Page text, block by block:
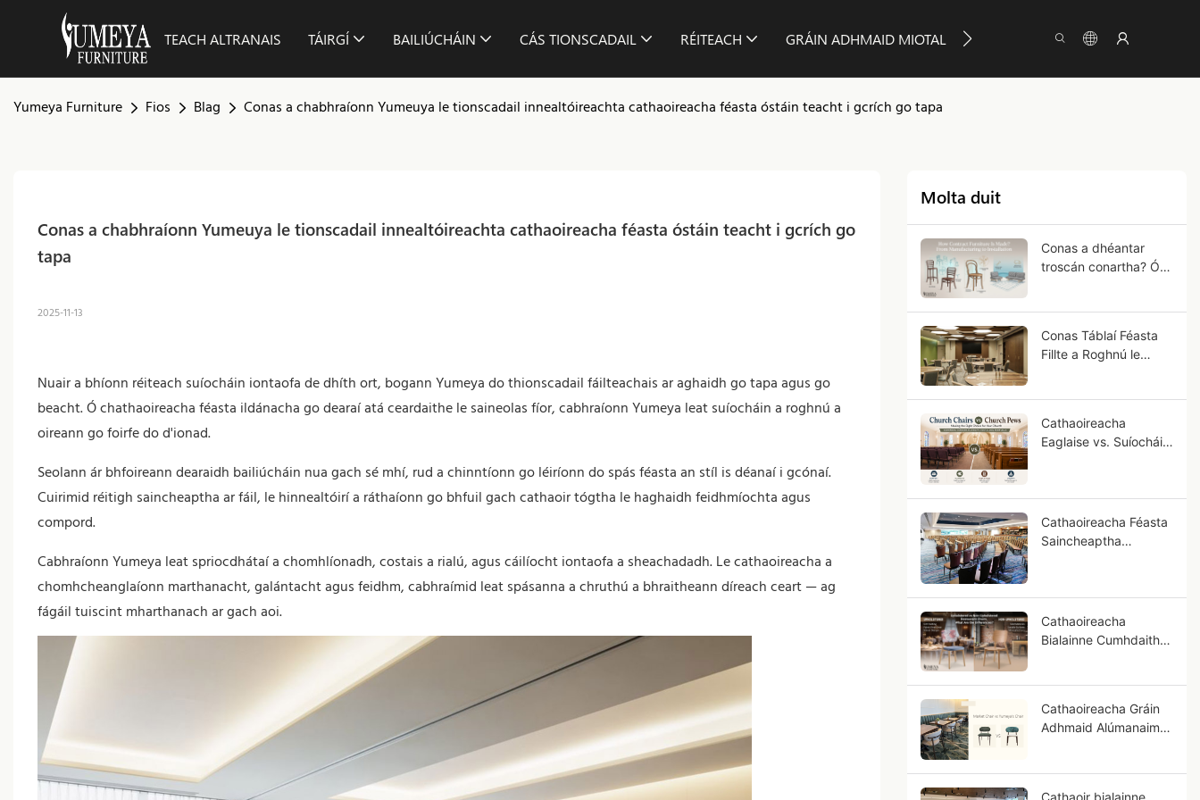
TEACH ALTRANAIS TÁIRGÍ BAILIÚCHÁIN CÁS TIONSCADAIL RÉITEACH GRÁIN ADHMAID MIOTAL MAIDIR LE YUMEYA
Yumeya Furniture Fios Blag Conas a chabhraíonn Yumeuya le tionscadail innealtóireachta cathaoireacha féasta óstáin teacht i gcrích go tapa
Conas a chabhraíonn Yumeuya le tionscadail innealtóireachta cathaoireacha féasta óstáin teacht i gcrích go
tapa
2025-11-13
Nuair a bhíonn réiteach suíocháin iontaofa de dhíth ort, bogann Yumeya dothionscadail fáilteachaisar aghaidh go tapa agus go
beacht. Ó chathaoireacha féasta ildánacha go dearaí atá ceardaithe le saineolas fíor, cabhraíonn Yumeya leat suíocháin a roghnú a
oireann go foirfe do d'ionad.
Seolann ár bhfoireann dearaidh bailiúcháin nua gach sé mhí, rud a chinntíonn go léiríonn do spás féasta an stíl is déanaí i gcónaí.
Cuirimid réitigh saincheaptha ar fáil, le hinnealtóirí a ráthaíonn go bhfuil gach cathaoir tógtha le haghaidh feidhmíochta agus
compord.
Cabhraíonn Yumeya leat spriocdhátaí a chomhlíonadh, costais a rialú, agus cáilíocht iontaofa a sheachadadh. Le cathaoireacha a
chomhcheanglaíonn marthanacht, galántacht agus feidhm, cabhraímid leat spásanna a chruthú a bhraitheann díreach ceart — ag
fágáil tuiscint mharthanach ar gach aoi.
Molta duit
Conas a dhéantar
troscán conartha? Ó
Conas Táblaí Féasta
Fillte a Roghnú le
Cathaoireacha
Eaglaise vs. Suíocháin
do do Phobal?
Cathaoireacha Féasta
Saincheaptha
Óstáin Rátáilte Réalta
Cathaoireacha
Bialainne Cumhdaithe
Cathaoireacha Gráin
Adhmaid Alúmanaim
Cathaoir bialainne